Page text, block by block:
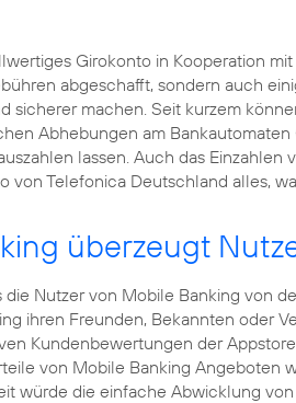
Girokonto in Kooperation
abgeschafft, sondern auch
sicherer machen. Seit kurzem
Abhebungen am
lassen. Auch das
von Telefonica Deutschland alles,
überzeugt
die Nutzer von Mobile Banking von
ihren Freunden, Bekannten oder
Kundenbewertungen der
von Mobile Banking Angeboten
würde die einfache Abwicklung